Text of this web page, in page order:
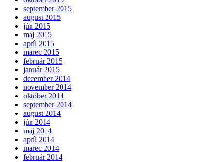
september 2015
august 2015
jún 2015
máj 2015
apríl 2015
marec 2015
február 2015
január 2015
december 2014
november 2014
október 2014
september 2014
august 2014
jún 2014
máj 2014
apríl 2014
marec 2014
február 2014